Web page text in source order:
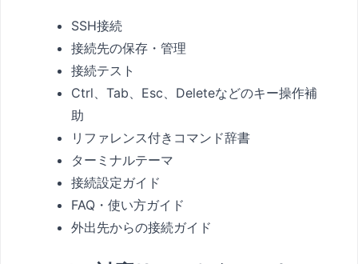
SSH接続
接続先の保存・管理
接続テスト
Ctrl、Tab、Esc、Deleteなどのキー操作補
助
リファレンス付きコマンド辞書
ターミナルテーマ
接続設定ガイド
FAQ・使い方ガイド
外出先からの接続ガイド